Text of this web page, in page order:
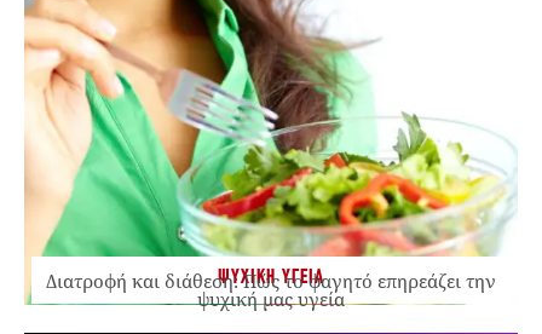
ΨΥΧΙΚΗ ΥΓΕΙΑ
Διατροφή και διάθεση: Πώς το φαγητό επηρεάζει την
ψυχική μας υγεία